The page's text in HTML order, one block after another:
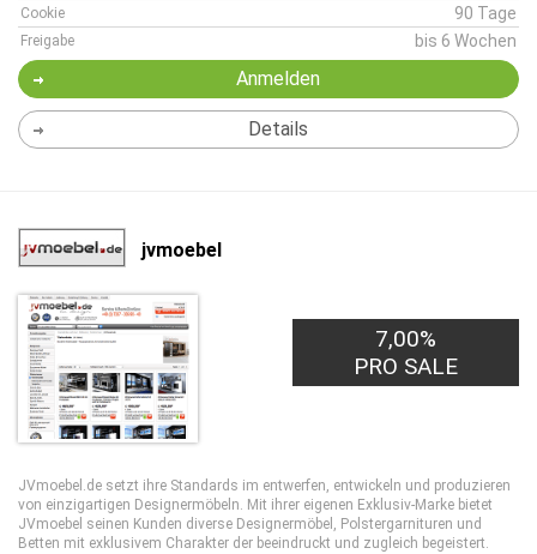
Cookie 90 Tage
Freigabe bis 6 Wochen
Anmelden
Details
jvmoebel
7,00%
PRO SALE
JVmoebel.de setzt ihre Standards im entwerfen, entwickeln und produzieren
von einzigartigen Designermöbeln. Mit ihrer eigenen Exklusiv-Marke bietet
JVmoebel seinen Kunden diverse Designermöbel, Polstergarnituren und
Betten mit exklusivem Charakter der beeindruckt und zugleich begeistert.